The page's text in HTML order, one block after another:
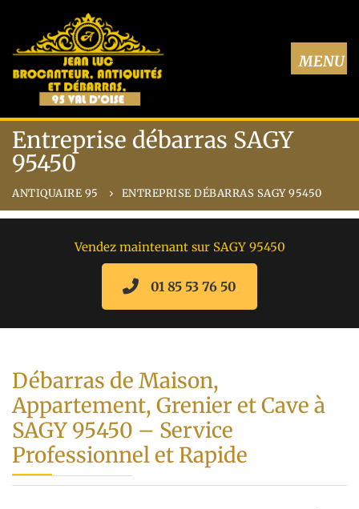
Entreprise débarras SAGY
95450
ANTIQUAIRE 95 ENTREPRISE DÉBARRAS SAGY 95450
Vendez maintenant sur SAGY 95450
01 85 53 76 50
Débarras de Maison,
Appartement, Grenier et Cave à
SAGY 95450 – Service
Professionnel et Rapide